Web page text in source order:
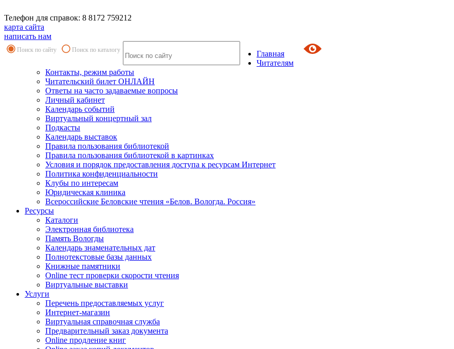
Телефон для справок: 8 8172 759212
карта сайта
написать нам
Поиск по сайту Поиск по каталогу
Главная
Читателям
Контакты, режим работы
Читательский билет ОНЛАЙН
Ответы на часто задаваемые вопросы
Личный кабинет
Календарь событий
Виртуальный концертный зал
Подкасты
Календарь выставок
Правила пользования библиотекой
Правила пользования библиотекой в картинках
Условия и порядок предоставления доступа к ресурсам Интернет
Политика конфиденциальности
Клубы по интересам
Юридическая клиника
Всероссийские Беловские чтения «Белов. Вологда. Россия»
Ресурсы
Каталоги
Электронная библиотека
Память Вологды
Календарь знаменательных дат
Полнотекстовые базы данных
Книжные памятники
Online тест проверки скорости чтения
Виртуальные выставки
Услуги
Перечень предоставляемых услуг
Интернет-магазин
Виртуальная справочная служба
Предварительный заказ документа
Online продление книг